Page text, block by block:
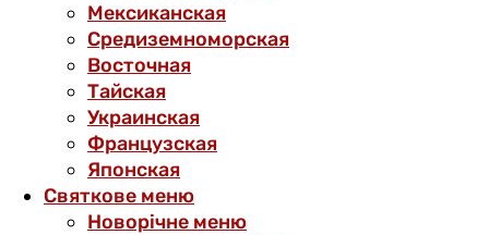
Мексиканская
Средиземноморская
Восточная
Тайская
Украинская
Французская
Японская
Святкове меню
Новорічне меню